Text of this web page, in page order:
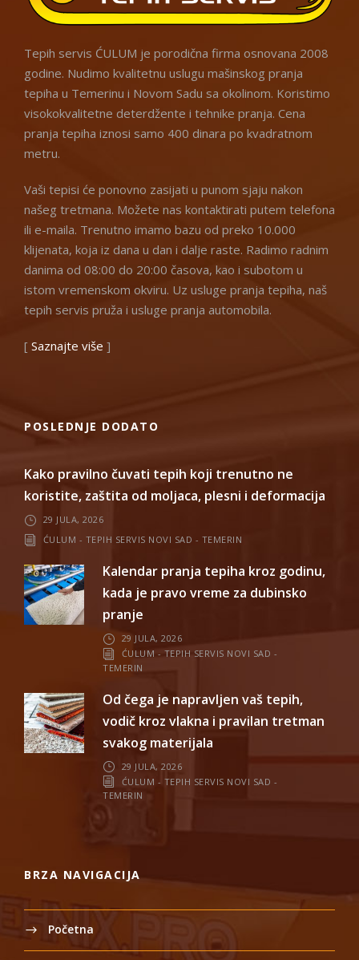
Tepih servis ĆULUM je porodična firma osnovana 2008
godine. Nudimo kvalitetnu uslugu mašinskog pranja
tepiha u Temerinu i Novom Sadu sa okolinom. Koristimo
visokokvalitetne deterdžente i tehnike pranja. Cena
pranja tepiha iznosi samo 400 dinara po kvadratnom
metru.
Vaši tepisi će ponovno zasijati u punom sjaju nakon
našeg tretmana. Možete nas kontaktirati putem telefona
ili e-maila. Trenutno imamo bazu od preko 10.000
klijenata, koja iz dana u dan i dalje raste. Radimo radnim
danima od 08:00 do 20:00 časova, kao i subotom u
istom vremenskom okviru. Uz usluge pranja tepiha, naš
tepih servis pruža i usluge pranja automobila.
[ Saznajte više ]
POSLEDNJE DODATO
Kako pravilno čuvati tepih koji trenutno ne
koristite, zaštita od moljaca, plesni i deformacija
29 JULA, 2026
ĆULUM - TEPIH SERVIS NOVI SAD - TEMERIN
Kalendar pranja tepiha kroz godinu,
kada je pravo vreme za dubinsko
pranje
29 JULA, 2026
ĆULUM - TEPIH SERVIS NOVI SAD -
TEMERIN
Od čega je napravljen vaš tepih,
vodič kroz vlakna i pravilan tretman
svakog materijala
29 JULA, 2026
ĆULUM - TEPIH SERVIS NOVI SAD -
TEMERIN
BRZA NAVIGACIJA
Početna